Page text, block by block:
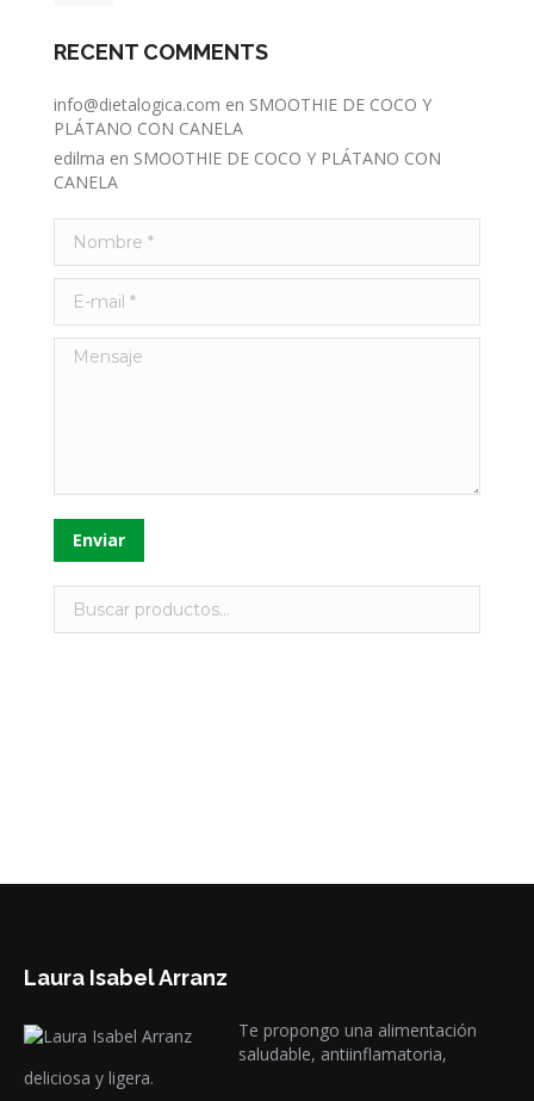
RECENT COMMENTS
info@dietalogica.com en SMOOTHIE DE COCO Y
PLÁTANO CON CANELA
edilma en SMOOTHIE DE COCO Y PLÁTANO CON
CANELA
Nombre *
E-mail *
Mensaje
Enviar
Laura Isabel Arranz
Te propongo una alimentación
saludable, antiinflamatoria,
deliciosa y ligera.